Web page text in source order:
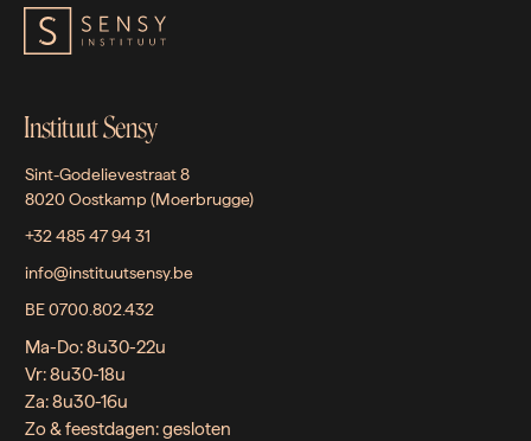
Instituut Sensy
Sint-Godelievestraat 8
8020 Oostkamp (Moerbrugge)
+32 485 47 94 31
info@instituutsensy.be
BE 0700.802.432
Ma-Do: 8u30-22u
Vr: 8u30-18u
Za: 8u30-16u
Zo & feestdagen: gesloten